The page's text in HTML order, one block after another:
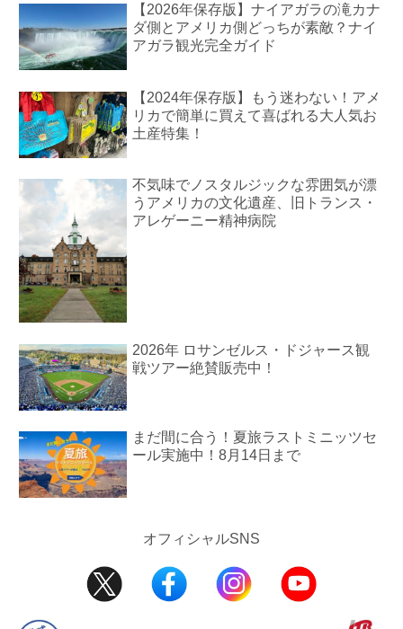
【2026年保存版】ナイアガラの滝カナ
ダ側とアメリカ側どっちが素敵？ナイ
アガラ観光完全ガイド
【2024年保存版】もう迷わない！アメ
リカで簡単に買えて喜ばれる大人気お
土産特集！
不気味でノスタルジックな雰囲気が漂
うアメリカの文化遺産、旧トランス・
アレゲーニー精神病院
2026年 ロサンゼルス・ドジャース観
戦ツアー絶賛販売中！
まだ間に合う！夏旅ラストミニッツセ
ール実施中！8月14日まで
オフィシャルSNS